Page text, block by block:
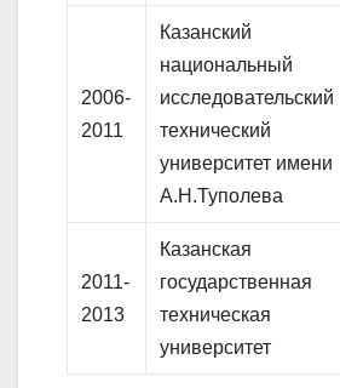
2006-
2011
Казанский
национальный
исследовательский
технический
университет имени
А.Н.Туполева
2011-
2013
Казанская
государственная
техническая
университет